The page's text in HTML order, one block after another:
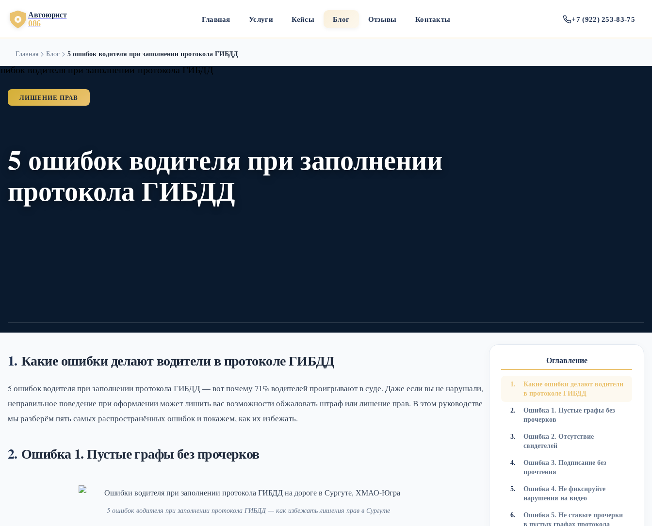
Автоюрист
086 Главная Услуги Кейсы Блог Отзывы Контакты +7 (922) 253-83-75
Главная Блог 5 ошибок водителя при заполнении протокола ГИБДД
ЛИШЕНИЕ ПРАВ
5 ошибок водителя при заполнении
протокола ГИБДД
1 0 Поделиться:
Какие ошибки делают водители в протоколе ГИБДД
5 ошибок водителя при заполнении протокола ГИБДД — вот почему 71% водителей проигрывают в суде. Даже если вы не нарушали,
неправильное поведение при оформлении может лишить вас возможности обжаловать штраф или лишение прав. В этом руководстве
мы разберём пять самых распространённых ошибок и покажем, как их избежать.
Ошибка 1. Пустые графы без прочерков
5 ошибок водителя при заполнении протокола ГИБДД — как избежать лишения прав в Сургуте
Оглавление
Какие ошибки делают водители
в протоколе ГИБДД
Ошибка 1. Пустые графы без
прочерков
Ошибка 2. Отсутствие
свидетелей
Ошибка 3. Подписание без
прочтения
Ошибка 4. Не фиксируйте
нарушения на видео
Ошибка 5. Не ставьте прочерки
в пустых графах протокола